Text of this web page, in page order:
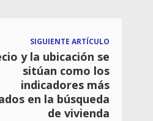
SIGUIENTE ARTÍCULO
y la ubicación se
sitúan como los
indicadores más
en la búsqueda
de vivienda